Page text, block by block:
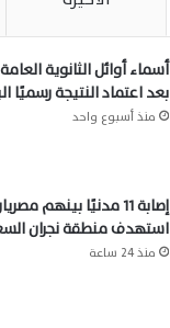
بعد اعتماد النتيجة رسميًا
منذ أسبوع واحد
إصابة 11 مدنيًا
استهدف منطقة نجران
منذ 24 ساعة